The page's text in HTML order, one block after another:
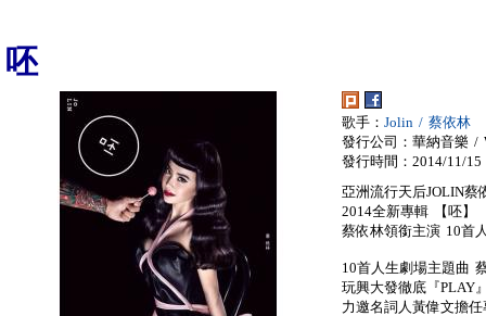
呸
歌手： Jolin / 蔡依林
發行公司：華納音樂 /
發行時間：2014/11/15
亞洲流行天后JOLIN蔡
2014全新專輯 【呸】
蔡依林領銜主演 10首
10首人生劇場主題曲
玩興大發徹底『PLAY
力邀名詞人黃偉文擔